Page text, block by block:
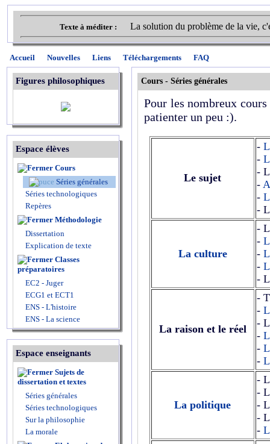
Texte à méditer : La solution du problème de la vie,
Accueil Nouvelles Liens Téléchargements FAQ
Figures philosophiques
Espace élèves
Cours
Séries générales
Séries technologiques
Repères
Méthodologie
Dissertation
Explication de texte
Classes
préparatoires
EC2 - Juger
ECG1 et ECT1
ENS - L'histoire
ENS - La science
Espace enseignants
Sujets de
dissertation et textes
Séries générales
Séries technologiques
Sur la philosophie
La morale
Cours - Séries générales
Pour les nombreux
patienter un peu :).
Le sujet
-
-
-
-
-
-
La culture
-
-
-
-
-
La raison et le réel
-
-
-
-
-
-
La politique
-
-
-
-
-